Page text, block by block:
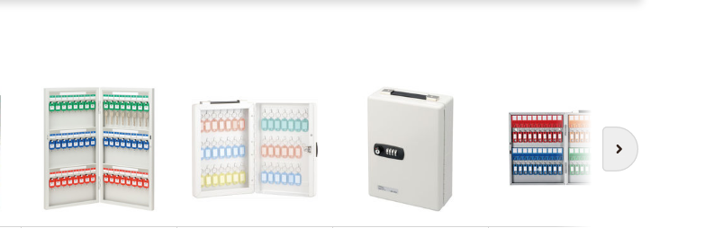
次へ